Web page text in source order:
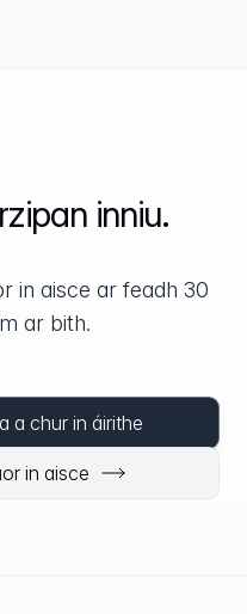
inniu.
in aisce ar feadh 30
ar bith.
a chur in áirithe
in aisce